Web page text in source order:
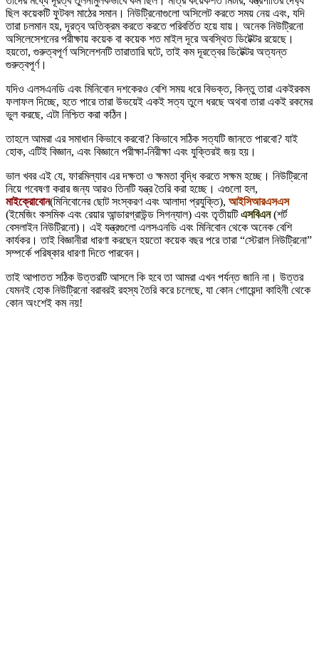
ছিল কয়েকটি ফুটবল মাঠের সমান। নিউট্রিনোগুলো অসিলেট করতে সময় নেয় এবং, যদি
তারা চলমান হয়, দূরত্ব অতিক্রম করতে করতে পরিবর্তিত হয়ে যায়। অনেক নিউট্রিনো
অসিলেসেশনের পরীক্ষায় কয়েক বা কয়েক শত মাইল দূরে অবস্থিত ডিটেক্টর রয়েছে।
হয়তো, গুরুত্বপূর্ণ অসিলেশনটি তারাতারি ঘটে, তাই কম দূরত্বের ডিটেক্টর অত্যন্ত
গুরুত্বপূর্ণ।
যদিও এলসএনডি এবং মিনিবোন দশকেরও বেশি সময় ধরে বিভক্ত, কিন্তু তারা একইরকম
ফলাফল দিচ্ছে, হতে পারে তারা উভয়েই একই সত্য তুলে ধরছে অথবা তারা একই রকমের
ভুল করছে, এটা নিশ্চিত করা কঠিন।
তাহলে আমরা এর সমাধান কিভাবে করবো? কিভাবে সঠিক সত্যটি জানতে পারবো? যাই
হোক, এটিই বিজ্ঞান, এবং বিজ্ঞানে পরীক্ষা-নিরীক্ষা এবং যুক্তিরই জয় হয়।
ভাল খবর এই যে, ফারমিল্যাব এর দক্ষতা ও ক্ষমতা বৃদ্ধি করতে সক্ষম হচ্ছে। নিউট্রিনো
নিয়ে গবেষণা করার জন্য আরও তিনটি যন্ত্র তৈরি করা হচ্ছে। এগুলো হল,
মাইক্রোবোন(মিনিবোনের ছোট সংস্করণ এবং আলাদা প্রযুক্তি), আইসিআরএসএস
(ইমেজিং কসমিক এবং রেয়ার আন্ডারগ্রাউন্ড সিগন্যাল) এবং তৃতীয়টিএসবিএন(শর্ট
বেসলাইন নিউট্রিনো)। এই যন্ত্রগুলো এলসএনডি এবং মিনিবোন থেকে অনেক বেশি
কার্যকর। তাই বিজ্ঞানীরা ধারণা করছেন হয়তো কয়েক বছর পরে তারা “স্টেরাল নিউট্রিনো”
সম্পর্কে পরিষ্কার ধারণা দিতে পারবেন।
তাই আপাতত সঠিক উত্তরটি আসলে কি হবে তা আমরা এখন পর্যন্ত জানি না। উত্তর
যেমনই হোক নিউট্রিনো বরাবরই রহস্য তৈরি করে চলেছে, যা কোন গোয়েন্দা কাহিনী থেকে
কোন অংশেই কম নয়!